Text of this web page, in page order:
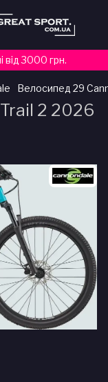
від 3000 грн.
Велосипед 29
2 2026